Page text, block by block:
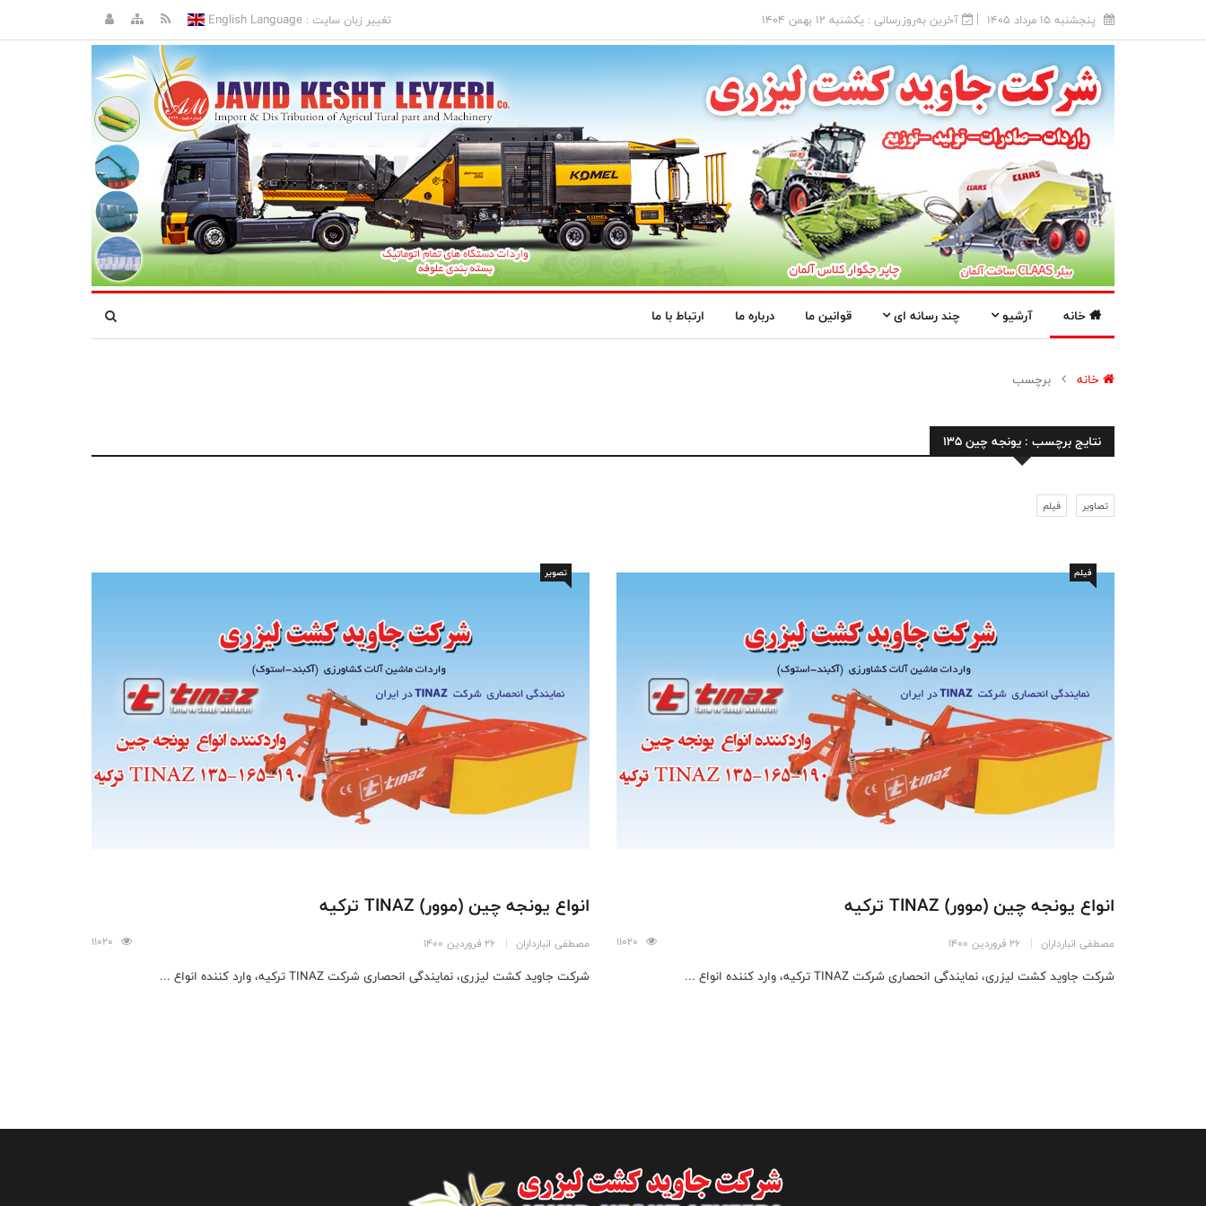
پنجشنبه 15 مرداد 1405 آخرین به‌روزرسانی : يکشنبه 12 بهمن 1404 تغییر زبان سایت :English Language
خانه آرشیو چند رسانه ای قوانین ما درباره ما ارتباط با ما
خانه برچسب
نتایج برچسب : یونجه چین 135
تصاویر فیلم
فیلم
انواع یونجه چین (موور) TINAZ ترکیه
مصطفی انبارداران 26 فروردین 1400
شرکت جاوید کشت لیزری، نمایندگی انحصاری شرکت TINAZ ترکیه، وارد کننده انواع ...
تصویر
انواع یونجه چین (موور) TINAZ ترکیه
مصطفی انبارداران 26 فروردین 1400
شرکت جاوید کشت لیزری، نمایندگی انحصاری شرکت TINAZ ترکیه، وارد کننده انواع ...